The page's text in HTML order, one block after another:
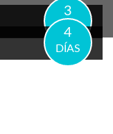
3
DIAS
4
DÍAS